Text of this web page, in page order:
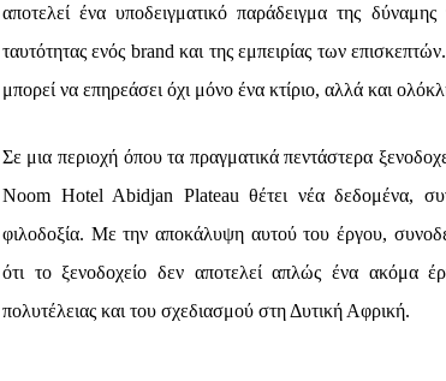
αποτελεί ένα υποδειγματικό παράδειγμα της
ταυτότητας ενός brand και της εμπειρίας των
μπορεί να επηρεάσει όχι μόνο ένα κτίριο, αλλά και
Σε μια περιοχή όπου τα πραγματικά πεντάστερα
Noom Hotel Abidjan Plateau θέτει νέα δεδομένα,
φιλοδοξία. Με την αποκάλυψη αυτού του έργου,
ότι το ξενοδοχείο δεν αποτελεί απλώς ένα ακόμα
πολυτέλειας και του σχεδιασμού στη Δυτική Αφρική.